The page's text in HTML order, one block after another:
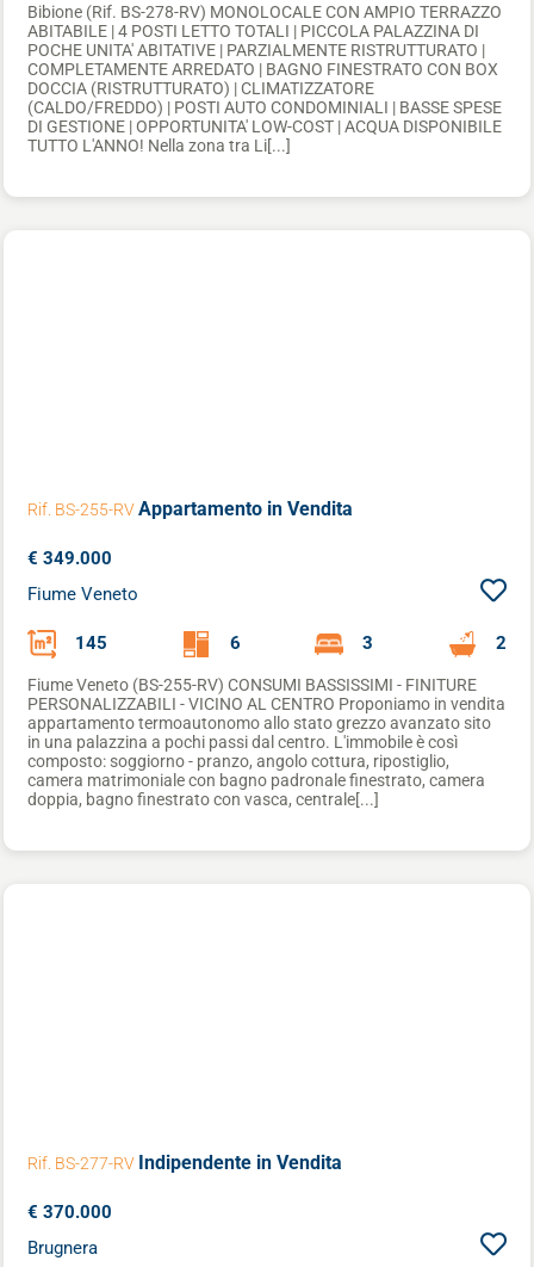
Bibione (Rif. BS-278-RV) MONOLOCALE CON AMPIO TERRAZZO
ABITABILE | 4 POSTI LETTO TOTALI | PICCOLA PALAZZINA DI
POCHE UNITA' ABITATIVE | PARZIALMENTE RISTRUTTURATO |
COMPLETAMENTE ARREDATO | BAGNO FINESTRATO CON BOX
DOCCIA (RISTRUTTURATO) | CLIMATIZZATORE
(CALDO/FREDDO) | POSTI AUTO CONDOMINIALI | BASSE SPESE
DI GESTIONE | OPPORTUNITA' LOW-COST | ACQUA DISPONIBILE
TUTTO L'ANNO! Nella zona tra Li[...]
Rif. BS-255-RVAppartamento in Vendita
€ 349.000
Fiume Veneto
145 6 3 2
Fiume Veneto (BS-255-RV) CONSUMI BASSISSIMI - FINITURE
PERSONALIZZABILI - VICINO AL CENTRO Proponiamo in vendita
appartamento termoautonomo allo stato grezzo avanzato sito
in una palazzina a pochi passi dal centro. L'immobile è così
composto: soggiorno - pranzo, angolo cottura, ripostiglio,
camera matrimoniale con bagno padronale finestrato, camera
doppia, bagno finestrato con vasca, centrale[...]
Rif. BS-277-RV Indipendente in Vendita
€ 370.000
Brugnera